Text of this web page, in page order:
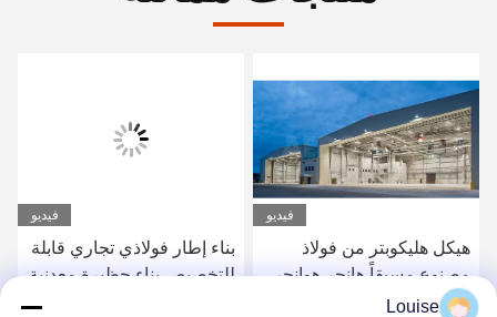
فيديو
هيكل هليكوبتر من فولاذ
مصنوع مسبقاً هانجر هوانجر
طائرات محمولة
فيديو
بناء إطار فولاذي تجاري قابلة
للتخصيص بناء حظيرة معدنية
Louise